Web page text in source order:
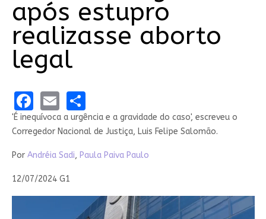
após estupro
realizasse aborto
legal
Facebook
EmailShare
'É inequívoca a urgência e a gravidade do caso', escreveu o
Corregedor Nacional de Justiça, Luis Felipe Salomão.
Por Andréia Sadi, Paula Paiva Paulo
12/07/2024 G1